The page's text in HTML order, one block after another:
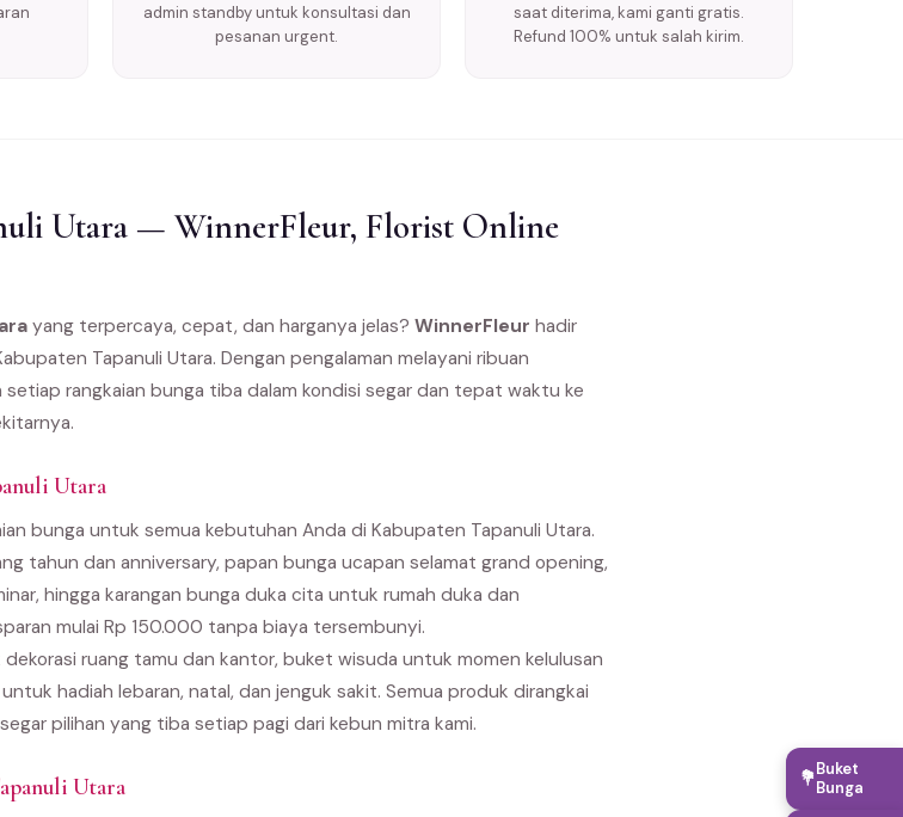
admin standby untuk konsultasi dan
pesanan urgent.
saat diterima, kami ganti gratis.
Refund 100% untuk salah kirim.
Utara — WinnerFleur, Florist Online
yang terpercaya, cepat, dan harganya jelas? WinnerFleur hadir
Tapanuli Utara. Dengan pengalaman melayani ribuan
rangkaian bunga tiba dalam kondisi segar dan tepat waktu ke
Utara
bunga untuk semua kebutuhan Anda di Kabupaten Tapanuli Utara.
tahun dan anniversary, papan bunga ucapan selamat grand opening,
hingga karangan bunga duka cita untuk rumah duka dan
mulai Rp 150.000 tanpa biaya tersembunyi.
ruang tamu dan kantor, buket wisuda untuk momen kelulusan
hadiah lebaran, natal, dan jenguk sakit. Semua produk dirangkai
pilihan yang tiba setiap pagi dari kebun mitra kami.
Utara 💐Buket
Bunga